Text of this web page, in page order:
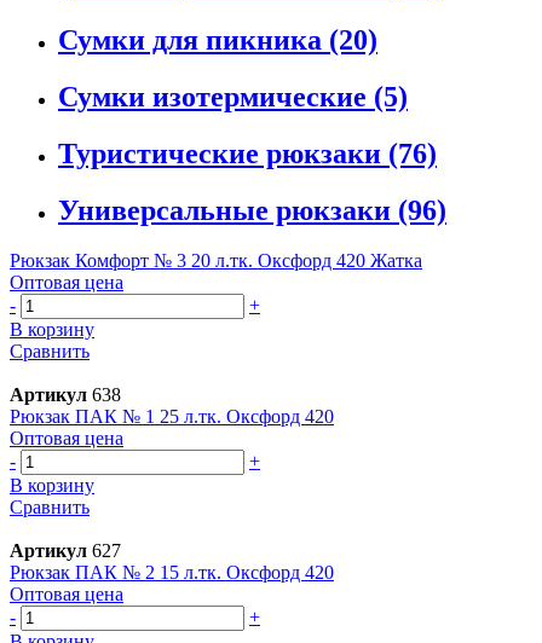
Сумки для пикника (20)
Сумки изотермические (5)
Туристические рюкзаки (76)
Универсальные рюкзаки (96)
Рюкзак Комфорт № 3 20 л.тк. Оксфорд 420 Жатка
Оптовая цена
-
+
В корзину
Сравнить
Артикул 638
Рюкзак ПАК № 1 25 л.тк. Оксфорд 420
Оптовая цена
-
+
В корзину
Сравнить
Артикул 627
Рюкзак ПАК № 2 15 л.тк. Оксфорд 420
Оптовая цена
-
+